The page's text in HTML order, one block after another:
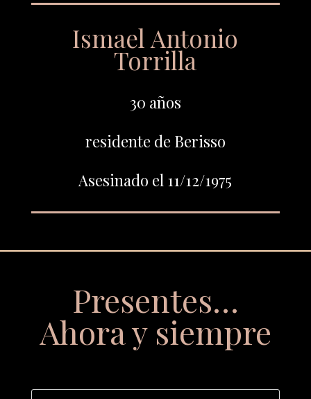
Ismael Antonio
Torrilla
30 años
residente de Berisso
Asesinado el 11/12/1975
Presentes…
Ahora y siempre